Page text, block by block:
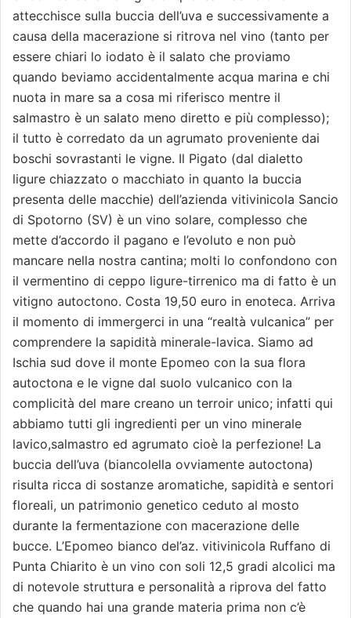
attecchisce sulla buccia dell’uva e successivamente a
causa della macerazione si ritrova nel vino (tanto per
essere chiari lo iodato è il salato che proviamo
quando beviamo accidentalmente acqua marina e chi
nuota in mare sa a cosa mi riferisco mentre il
salmastro è un salato meno diretto e più complesso);
il tutto è corredato da un agrumato proveniente dai
boschi sovrastanti le vigne. Il Pigato (dal dialetto
ligure chiazzato o macchiato in quanto la buccia
presenta delle macchie) dell’azienda vitivinicola Sancio
di Spotorno (SV) è un vino solare, complesso che
mette d’accordo il pagano e l’evoluto e non può
mancare nella nostra cantina; molti lo confondono con
il vermentino di ceppo ligure-tirrenico ma di fatto è un
vitigno autoctono. Costa 19,50 euro in enoteca. Arriva
il momento di immergerci in una “realtà vulcanica” per
comprendere la sapidità minerale-lavica. Siamo ad
Ischia sud dove il monte Epomeo con la sua flora
autoctona e le vigne dal suolo vulcanico con la
complicità del mare creano un terroir unico; infatti qui
abbiamo tutti gli ingredienti per un vino minerale
lavico,salmastro ed agrumato cioè la perfezione! La
buccia dell’uva (biancolella ovviamente autoctona)
risulta ricca di sostanze aromatiche, sapidità e sentori
floreali, un patrimonio genetico ceduto al mosto
durante la fermentazione con macerazione delle
bucce. L’Epomeo bianco del’az. vitivinicola Ruffano di
Punta Chiarito è un vino con soli 12,5 gradi alcolici ma
di notevole struttura e personalità a riprova del fatto
che quando hai una grande materia prima non c’è